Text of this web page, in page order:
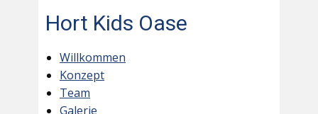
Hort Kids Oase
Willkommen
Konzept
Team
Galerie